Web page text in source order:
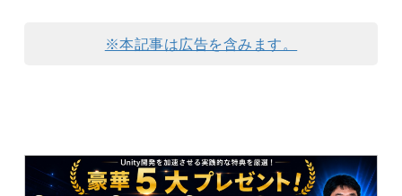
※本記事は広告を含みます。